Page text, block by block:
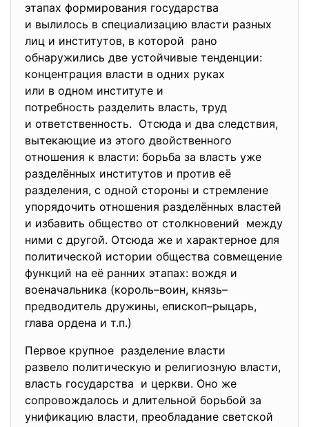
этапах формирования государства
и вылилось в специализацию власти разных
лиц и институтов, в которой рано
обнаружились две устойчивые тенденции:
концентрация власти в одних руках
или в одном институте и
потребность разделить власть, труд
и ответственность. Отсюда и два следствия,
вытекающие из этого двойственного
отношения к власти: борьба за власть уже
разделённых институтов и против её
разделения, с одной стороны и стремление
упорядочить отношения разделённых властей
и избавить общество от столкновений между
ними с другой. Отсюда же и характерное для
политической истории общества совмещение
функций на её ранних этапах: вождя и
военачальника (король–воин, князь–
предводитель дружины, епископ–рыцарь,
глава ордена и т.п.)
Первое крупное разделение власти
развело политическую и религиозную власти,
власть государства и церкви. Оно же
сопровождалось и длительной борьбой за
унификацию власти, преобладание светской